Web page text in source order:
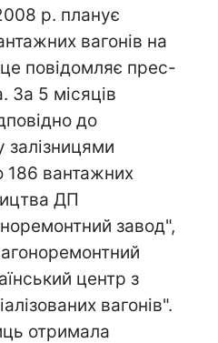
р. планує
вагонів на
повідомляє прес-
За 5 місяців
до
залізницями
186 вантажних
ДП
завод",
центр з
вагонів".
отримала